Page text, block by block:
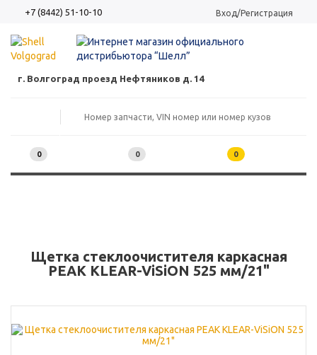
+7 (8442) 51-10-10 Вход/Регистрация
г. Волгоград проезд Нефтяников д. 14
0 0 0
Щетка стеклоочистителя каркасная
PEAK KLEAR-ViSiON 525 мм/21"